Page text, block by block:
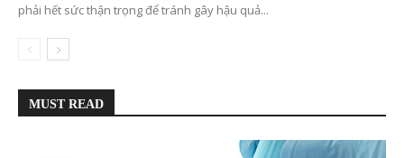
phải hết sức thận trọng để tránh gây hậu quả...
MUST READ